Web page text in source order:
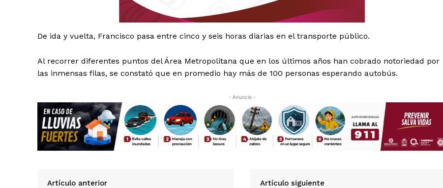
Del Siglo
SUSCRÍBETE AHORA
Empresa
Contacto
Política de privacidad
Información Propietaria / Financiación
Mi cuenta
De ida y vuelta, Francisco pasa entre cinco y seis horas diarias en el transporte público.
Al recorrer diferentes puntos del Área Metropolitana que en los últimos años han cobrado notoriedad por
las inmensas filas, se constató que en promedio hay más de 100 personas esperando autobús.
- Anuncio -
Artículo anterior Artículo siguiente